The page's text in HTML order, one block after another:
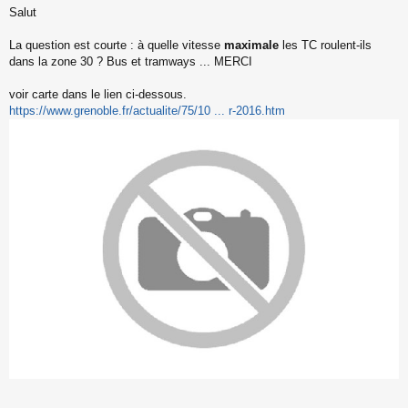
e
s
g
n
o
Salut
La question est courte : à quelle vitesse maximale les TC roulent-ils
dans la zone 30 ? Bus et tramways ... MERCI
voir carte dans le lien ci-dessous.
https://www.grenoble.fr/actualite/75/10 ... r-2016.htm